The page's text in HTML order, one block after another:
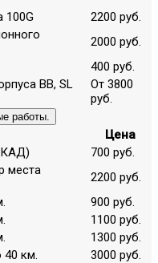
100G
2200 руб.
2000 руб.
400 руб.
ВВ, SL
От 3800
руб.
работы.
Цена
700 руб.
места
2200 руб.
900 руб.
1100 руб.
1300 руб.
км.
3000 руб.